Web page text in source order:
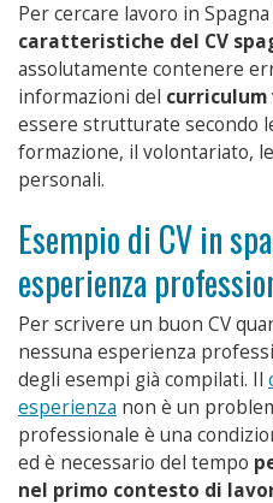
Per cercare lavoro in
caratteristiche del CV
assolutamente contenere
informazioni del
essere strutturate secondo
formazione, il volontariato,
personali.
Esempio di CV in
esperienza
Per scrivere un buon CV
nessuna esperienza
degli esempi già compilati. Il
esperienza non è un
professionale è una
ed è necessario del tempo
nel primo contesto di